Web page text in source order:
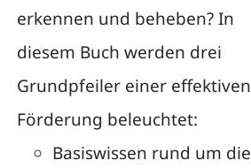
erkennen und beheben? In
diesem Buch werden drei
Grundpfeiler einer effektiven
Förderung beleuchtet:
Basiswissen rund um die